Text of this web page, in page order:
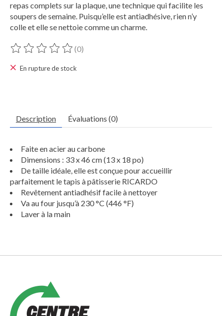
repas complets sur la plaque, une technique qui facilite les
soupers de semaine. Puisqu’elle est antiadhésive, rien n’y
colle et elle se nettoie comme un charme.
Ce produit est évalué à
(0)
En rupture de stock
Description Évaluations (0)
Faite en acier au carbone
Dimensions : 33 x 46 cm (13 x 18 po)
De taille idéale, elle est conçue pour accueillir
parfaitement le tapis à pâtisserie RICARDO
Revêtement antiadhésif facile à nettoyer
Va au four jusqu’à 230 °C (446 °F)
Laver à la main